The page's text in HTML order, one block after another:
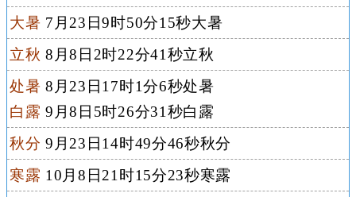
大暑 7月23日9时50分15秒大暑
立秋 8月8日2时22分41秒立秋
处暑 8月23日17时1分6秒处暑
白露 9月8日5时26分31秒白露
秋分 9月23日14时49分46秒秋分
寒露 10月8日21时15分23秒寒露